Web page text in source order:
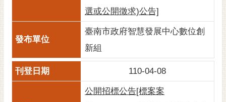
選或公開徵求)公告]
臺南市政府智慧發展中心數位創
新組
110-04-08
公開招標公告[標案案